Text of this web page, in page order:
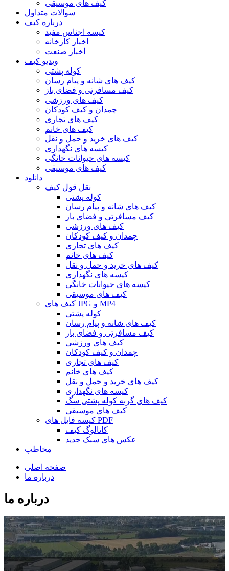
کیف های موسیقی
سوالات متداول
درباره کیف
کیسه اجناس مفید
اخبار کارخانه
اخبار صنعت
ویدیو کیف
کوله پشتی
کیف های شانه و پیام رسان
کیف مسافرتی و فضای باز
کیف های ورزشی
چمدان و کیف کودکان
کیف های تجاری
کیف های خانم
کیف های خرید و حمل و نقل
کیسه های نگهداری
کیسه های حیوانات خانگی
کیف های موسیقی
دانلود
نقل قول کیف
کوله پشتی
کیف های شانه و پیام رسان
کیف مسافرتی و فضای باز
کیف های ورزشی
چمدان و کیف کودکان
کیف های تجاری
کیف های خانم
کیف های خرید و حمل و نقل
کیسه های نگهداری
کیسه های حیوانات خانگی
کیف های موسیقی
کیف های JPG و MP4
کوله پشتی
کیف های شانه و پیام رسان
کیف مسافرتی و فضای باز
کیف های ورزشی
چمدان و کیف کودکان
کیف های تجاری
کیف های خانم
کیف های خرید و حمل و نقل
کیسه های نگهداری
کیف های گربه کوله پشتی سگ
کیف های موسیقی
کیسه فایل های PDF
کاتالوگ کیف
عکس های سبک جدید
مخاطب
صفحه اصلی
درباره ما
درباره ما